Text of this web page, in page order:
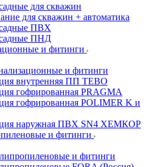
для скважин
для скважин + автоматика
ПВХ
ПНД
и фитинги
и фитинги
внутренняя ПП TEBO
гофрированная PRAGMA
гофрированная POLIMER K и
наружная ПВХ SN4 ХЕМКОР
и фитинги
и фитинги